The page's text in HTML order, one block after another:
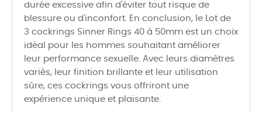
durée excessive afin d'éviter tout risque de
blessure ou d'inconfort. En conclusion, le Lot de
3 cockrings Sinner Rings 40 à 50mm est un choix
idéal pour les hommes souhaitant améliorer
leur performance sexuelle. Avec leurs diamètres
variés, leur finition brillante et leur utilisation
sûre, ces cockrings vous offriront une
expérience unique et plaisante.